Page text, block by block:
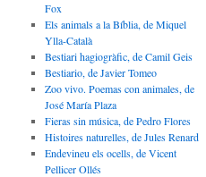
Fox
Els animals a la Bíblia, de Miquel
Ylla-Català
Bestiari hagiogràfic, de Camil Geis
Bestiario, de Javier Tomeo
Zoo vivo. Poemas con animales, de
José María Plaza
Fieras sin música, de Pedro Flores
Histoires naturelles, de Jules Renard
Endevineu els ocells, de Vicent
Pellicer Ollés